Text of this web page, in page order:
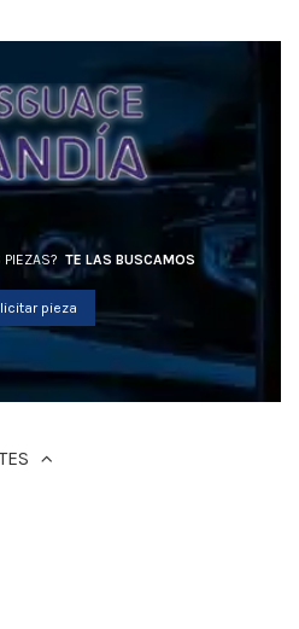
PIEZAS? TE LAS BUSCAMOS
pieza